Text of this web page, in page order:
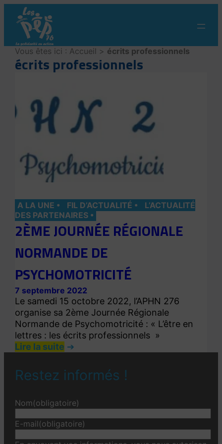
contenu
Vous êtes ici : Accueil > écrits professionnels
écrits professionnels
A LA UNE FIL D’ACTUALITÉ
L’ACTUALITÉ
DES PARTENAIRES
2ÈME JOURNÉE RÉGIONALE
NORMANDE DE
PSYCHOMOTRICITÉ
7 septembre 2022
Le samedi 15 octobre 2022, l’APHN 276
organise sa 2ème Journée Régionale
Normande de Psychomotricité : « L’être en
lettres : les écrits professionnels »
Lire la suite
Restez informés !
Nom(obligatoire)
E-mail(obligatoire)